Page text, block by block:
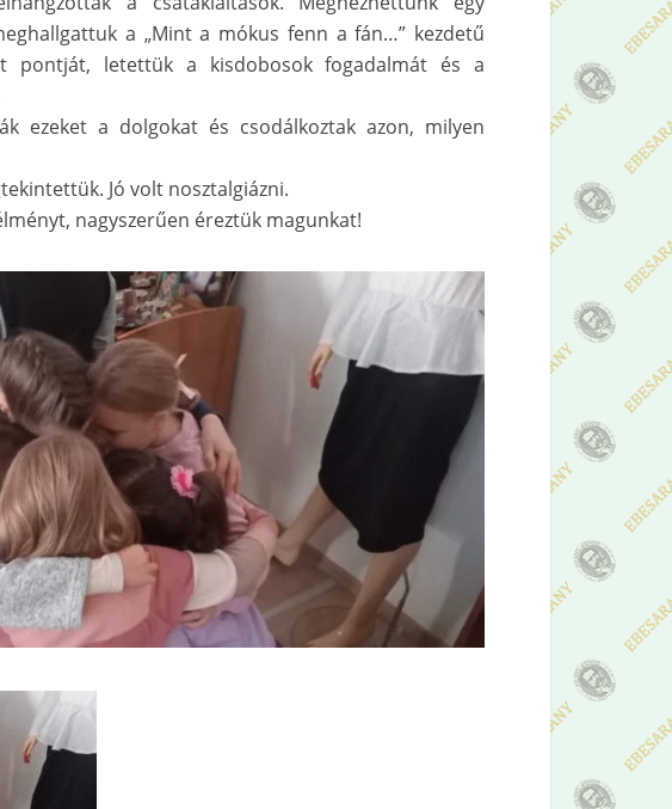
a „Mint a mókus fenn a fán…” kezdetű
pontját, letettük a kisdobosok fogadalmát és a
ezeket a dolgokat és csodálkoztak azon, milyen
Jó volt nosztalgiázni.
nagyszerűen éreztük magunkat!